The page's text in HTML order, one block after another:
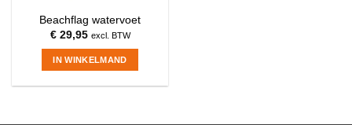
Beachflag watervoet
€29,95 excl. BTW
IN WINKELMAND